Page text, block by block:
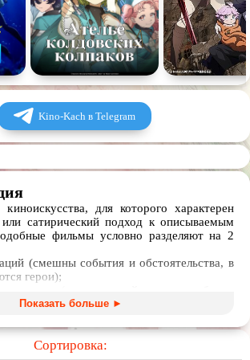
Kino-Kach в Telegram
для которого характерен
сатирический подход к описываемым
фильмы условно разделяют на 2
(смешны события и обстоятельства, в
герои);
суть).
полнометражные ленты.
пользуются комедийные сериалы
для детей и взрослых, короткометражки.
Показать больше ►
Сортировка: